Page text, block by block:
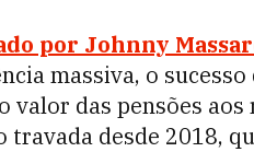
por Johnny
massiva, o
das pensões
travada desde 2018,